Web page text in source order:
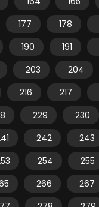
177 178
190 191
203 204
216 217
229 230
242 243
254 255
266 267